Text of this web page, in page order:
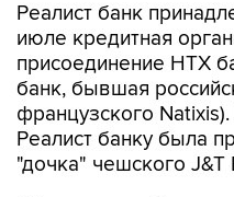
Реалист банк
июле кредитная
присоединение НТХ
банк, бывшая
французского
Реалист банку была
"дочка" чешского J&T